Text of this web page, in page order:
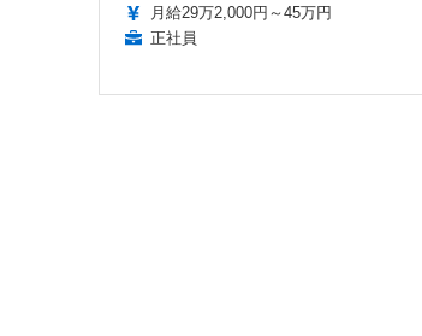
月給29万2,000円～45万円
正社員